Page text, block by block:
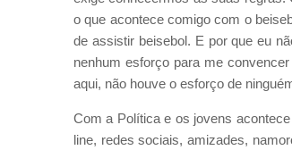
o que acontece comigo com o
de assistir beisebol. E por que eu
nenhum esforço para me
aqui, não houve o esforço de
Com a Política e os jovens
line, redes sociais, amizades,